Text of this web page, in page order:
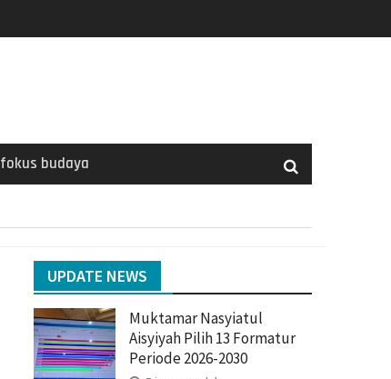
fokus budaya
UPDATE NEWS
Muktamar Nasyiatul
Aisyiyah Pilih 13 Formatur
Periode 2026-2030